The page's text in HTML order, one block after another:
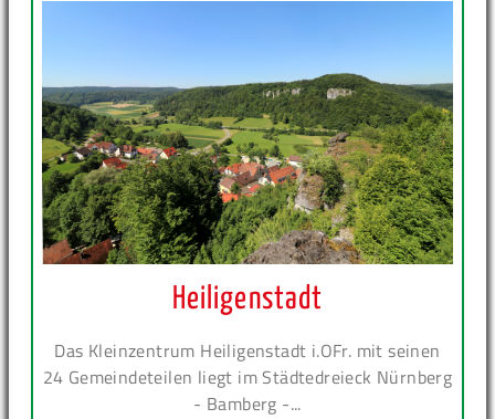
Heiligenstadt
Das Kleinzentrum Heiligenstadt i.OFr. mit seinen
24 Gemeindeteilen liegt im Städtedreieck Nürnberg
- Bamberg -...